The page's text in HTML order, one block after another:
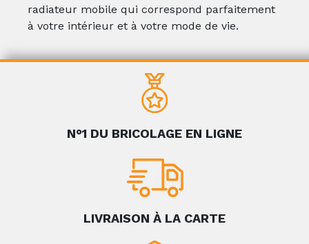
radiateur mobile qui correspond parfaitement
à votre intérieur et à votre mode de vie.
N°1 DU BRICOLAGE EN LIGNE
LIVRAISON À LA CARTE